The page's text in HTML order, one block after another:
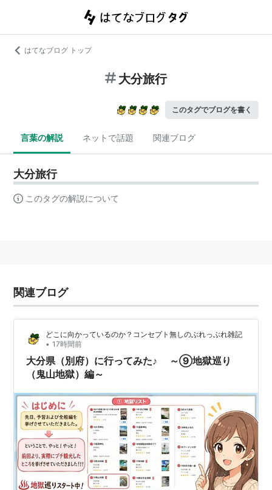
はてなブログ トップ
大分旅行
このタグでブログを書く
言葉の解説 ネットで話題 関連ブログ
大分旅行
このタグの解説について
関連ブログ
どこに向かっているのか？コンセプト無しのぶれっぶれ雑記
• 17時間前
大分県（別府）に行ってみた♪ ～⑨地獄巡り
（鬼山地獄）編～